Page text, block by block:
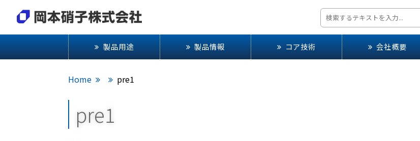
製品用途 製品情報 コア技術 会社概要
Home pre1
pre1